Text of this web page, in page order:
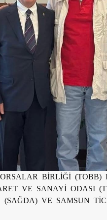
BİRLİĞİ (TOBB)
VE SANAYİ ODASI
VE SAMSUN